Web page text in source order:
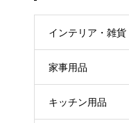
インテリア・雑貨
家事用品
キッチン用品